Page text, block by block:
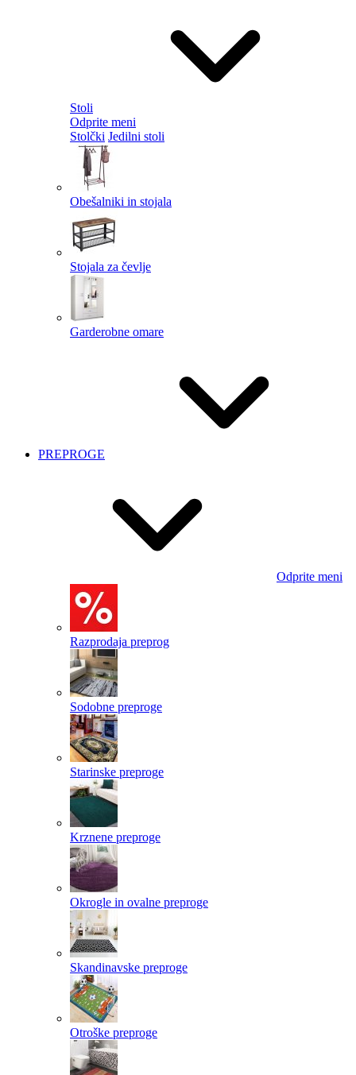
Stoli
Odprite meni
Stolčki Jedilni stoli
Obešalniki in stojala
Stojala za čevlje
Garderobne omare
PREPROGE
Odprite meni
Razprodaja preprog
Sodobne preproge
Starinske preproge
Krznene preproge
Okrogle in ovalne preproge
Skandinavske preproge
Otroške preproge